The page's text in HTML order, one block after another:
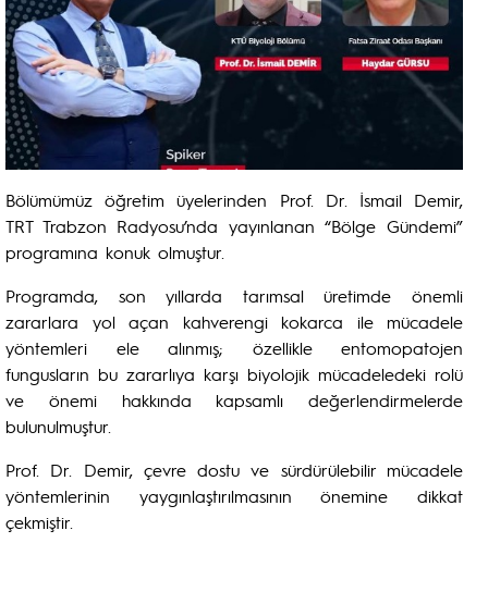
Bölümümüz öğretim üyelerinden Prof. Dr. İsmail Demir,
TRT Trabzon Radyosu’nda yayınlanan “Bölge Gündemi”
programına konuk olmuştur.
Programda, son yıllarda tarımsal üretimde önemli
zararlara yol açan kahverengi kokarca ile mücadele
yöntemleri ele alınmış; özellikle entomopatojen
fungusların bu zararlıya karşı biyolojik mücadeledeki rolü
ve önemi hakkında kapsamlı değerlendirmelerde
bulunulmuştur.
Prof. Dr. Demir, çevre dostu ve sürdürülebilir mücadele
yöntemlerinin yaygınlaştırılmasının önemine dikkat
çekmiştir.